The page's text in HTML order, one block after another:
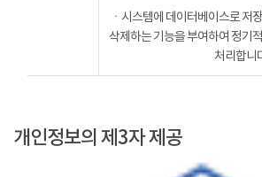
ㆍ시스템에 데이터베이스로 저
삭제하는 기능을 부여하여 정기
처리합니
개인정보의 제3자 제공